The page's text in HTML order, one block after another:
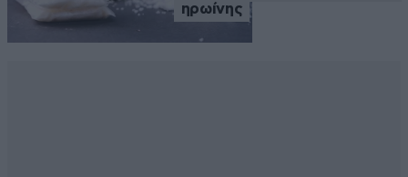
ηρωίνης